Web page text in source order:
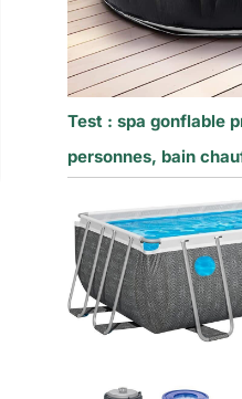
Test : spa gonflable
personnes, bain